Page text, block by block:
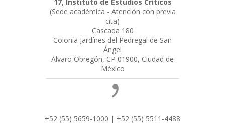
17, Instituto de Estudios Críticos
(Sede académica - Atención con previa
cita)
Cascada 180
Colonia Jardínes del Pedregal de San
Ángel
Alvaro Obregón, CP 01900, Ciudad de
México
+52 (55) 5659-1000 | +52 (55) 5511-4488